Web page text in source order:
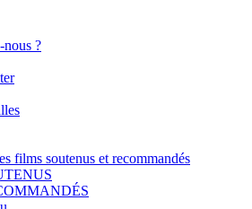
nous ?
films soutenus et recommandés